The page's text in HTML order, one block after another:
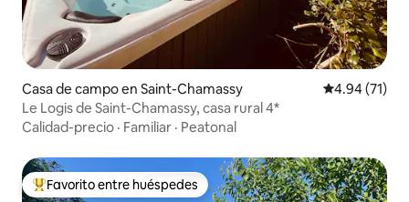
Casa de campo en Saint-Chamassy Calificación
4.94 (71)
Le Logis de Saint-Chamassy, casa rural 4*
Calidad-precio · Familiar · Peatonal
Favorito entre huéspedes preferido
Favorito entre huéspedes